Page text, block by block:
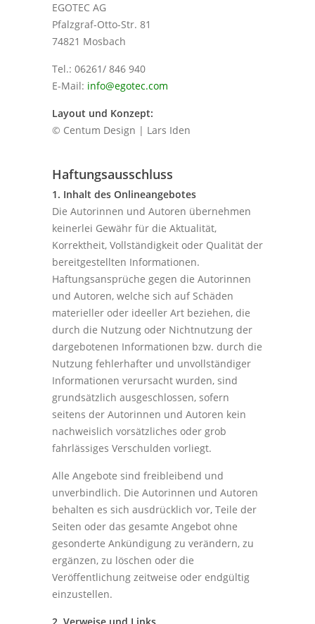
EGOTEC AG
Pfalzgraf-Otto-Str. 81
74821 Mosbach
Tel.: 06261/ 846 940
E-Mail: info@egotec.com
Layout und Konzept:
© Centum Design | Lars Iden
Haftungsausschluss
1. Inhalt des Onlineangebotes
Die Autorinnen und Autoren übernehmen
keinerlei Gewähr für die Aktualität,
Korrektheit, Vollständigkeit oder Qualität der
bereitgestellten Informationen.
Haftungsansprüche gegen die Autorinnen
und Autoren, welche sich auf Schäden
materieller oder ideeller Art beziehen, die
durch die Nutzung oder Nichtnutzung der
dargebotenen Informationen bzw. durch die
Nutzung fehlerhafter und unvollständiger
Informationen verursacht wurden, sind
grundsätzlich ausgeschlossen, sofern
seitens der Autorinnen und Autoren kein
nachweislich vorsätzliches oder grob
fahrlässiges Verschulden vorliegt.
Alle Angebote sind freibleibend und
unverbindlich. Die Autorinnen und Autoren
behalten es sich ausdrücklich vor, Teile der
Seiten oder das gesamte Angebot ohne
gesonderte Ankündigung zu verändern, zu
ergänzen, zu löschen oder die
Veröffentlichung zeitweise oder endgültig
einzustellen.